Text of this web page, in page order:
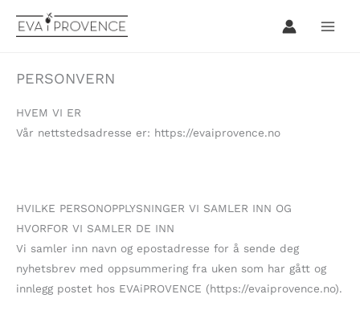
rett
PERSONVERN
HVEM VI ER
Vår nettstedsadresse er: https://evaiprovence.no
HVILKE PERSONOPPLYSNINGER VI SAMLER INN OG
HVORFOR VI SAMLER DE INN
Vi samler inn navn og epostadresse for å sende deg
nyhetsbrev med oppsummering fra uken som har gått og
innlegg postet hos EVAiPROVENCE (https://evaiprovence.no).